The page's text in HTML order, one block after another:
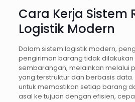
Cara Kerja Sistem
Logistik Modern
Dalam sistem logistik modern,
pengiriman barang tidak
sembarangan, melainkan melalui
yang terstruktur dan berbasis
untuk memastikan setiap barang
asal ke tujuan dengan efisien,